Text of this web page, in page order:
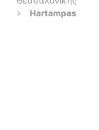
Hartampas